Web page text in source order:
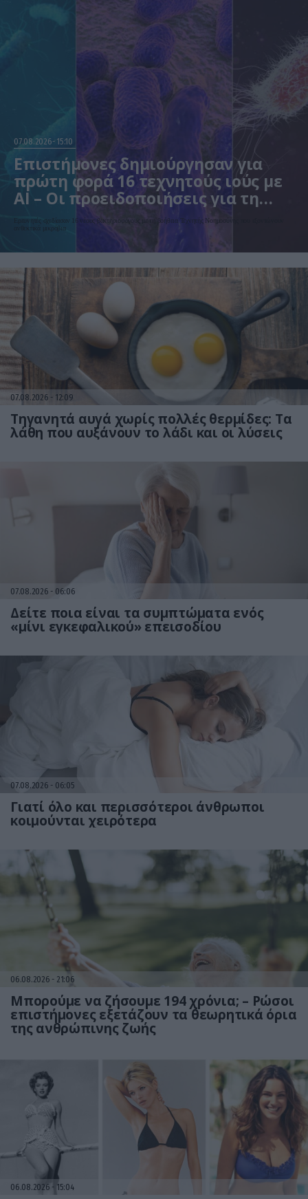
07.08.2026 15:10
Επιστήμονες δημιούργησαν για
πρώτη φορά 16 τεχνητούς ιούς με
AI – Οι προειδοποιήσεις για τη
βιοασφάλεια
Ερευνητές σχεδίασαν 16 νέους βακτηριοφάγους με τη βοήθεια Τεχνητής Νοημοσύνης που εξοντώνουν
ανθεκτικά μικρόβια
07.08.2026 12:09
Τηγανητά αυγά χωρίς πολλές θερμίδες: Τα
λάθη που αυξάνουν το λάδι και οι λύσεις
07.08.2026 06:06
Δείτε ποια είναι τα συμπτώματα ενός
«μίνι εγκεφαλικού» επεισοδίου
07.08.2026 06:05
Γιατί όλο και περισσότεροι άνθρωποι
κοιμούνται χειρότερα
06.08.2026 21:06
Μπορούμε να ζήσουμε 194 χρόνια; – Ρώσοι
επιστήμονες εξετάζουν τα θεωρητικά όρια
της ανθρώπινης ζωής
06.08.2026 15:04